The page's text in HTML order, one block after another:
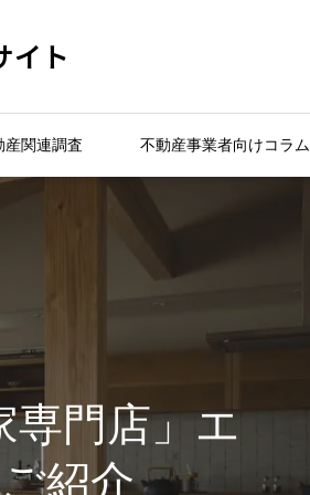
イト
産関連調査 不動産事業者向けコラム
専門店」エ
紹介